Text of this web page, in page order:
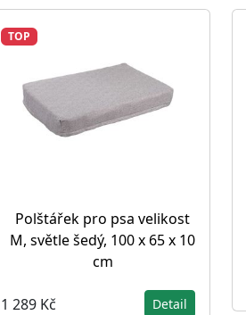
TOP
Polštářek pro psa velikost
M, světle šedý, 100 x 65 x 10
cm
1 289 Kč Detail